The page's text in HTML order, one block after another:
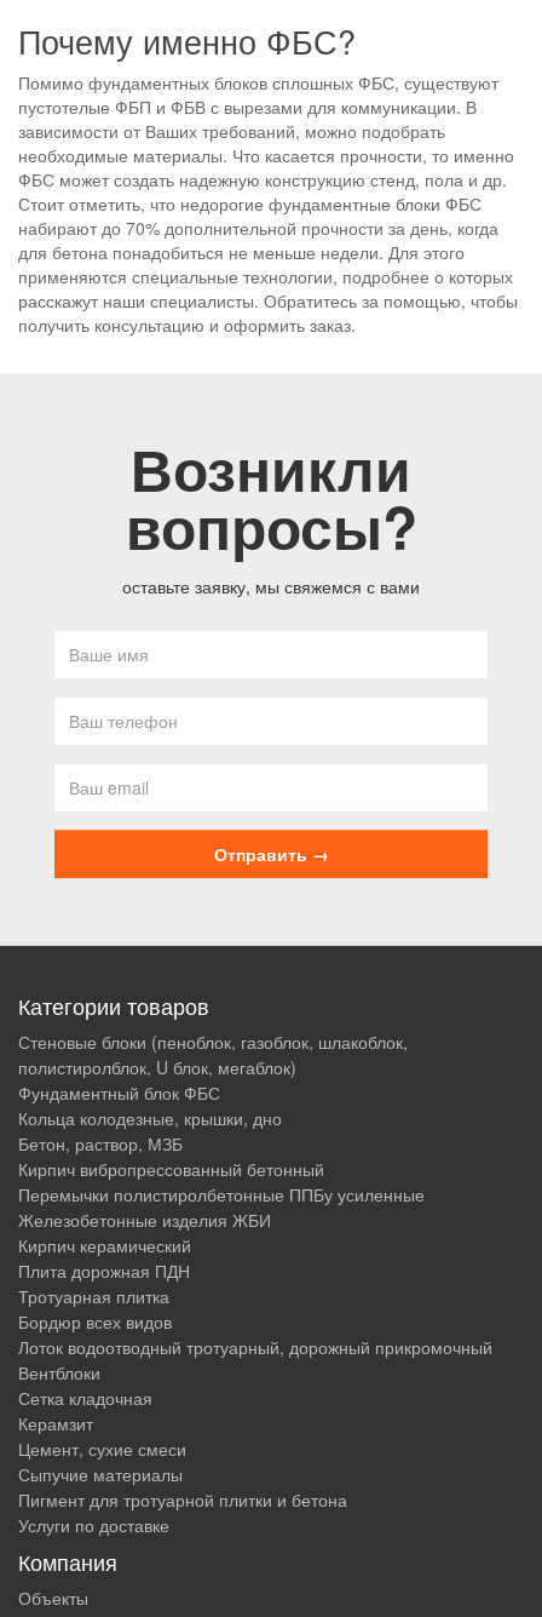
Почему именно ФБС?
Помимо фундаментных блоков сплошных ФБС, существуют
пустотелые ФБП и ФБВ с вырезами для коммуникации. В
зависимости от Ваших требований, можно подобрать
необходимые материалы. Что касается прочности, то именно
ФБС может создать надежную конструкцию стенд, пола и др.
Стоит отметить, что недорогие фундаментные блоки ФБС
набирают до 70% дополнительной прочности за день, когда
для бетона понадобиться не меньше недели. Для этого
применяются специальные технологии, подробнее о которых
расскажут наши специалисты. Обратитесь за помощью, чтобы
получить консультацию и оформить заказ.
Возникли
вопросы?
оставьте заявку, мы свяжемся с вами
Категории товаров
Стеновые блоки (пеноблок, газоблок, шлакоблок,
полистиролблок, U блок, мегаблок)
Фундаментный блок ФБС
Кольца колодезные, крышки, дно
Бетон, раствор, МЗБ
Кирпич вибропрессованный бетонный
Перемычки полистиролбетонные ППБу усиленные
Железобетонные изделия ЖБИ
Кирпич керамический
Плита дорожная ПДН
Тротуарная плитка
Бордюр всех видов
Лоток водоотводный тротуарный, дорожный прикромочный
Вентблоки
Сетка кладочная
Керамзит
Цемент, сухие смеси
Сыпучие материалы
Пигмент для тротуарной плитки и бетона
Услуги по доставке
Компания
Объекты